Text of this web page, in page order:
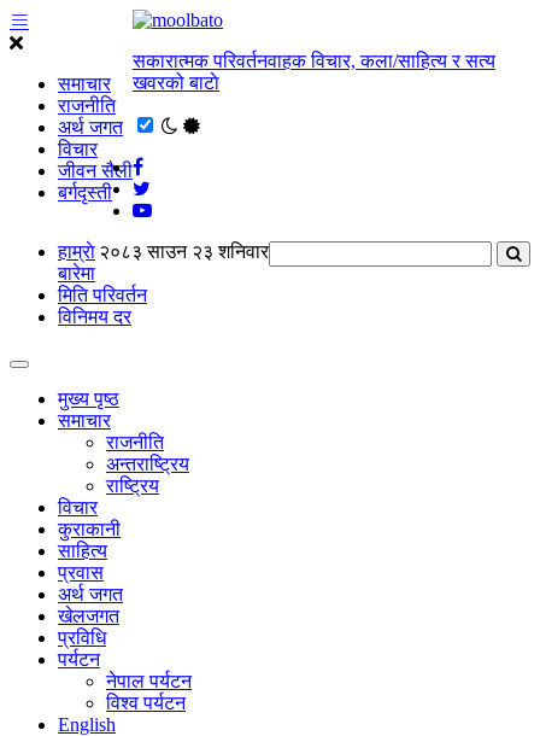
समाचार
राजनीति
अर्थ जगत
विचार
जीवन सैली
बर्गदृस्ती
सकारात्मक परिवर्तनवाहक विचार, कला/साहित्य र सत्य
खवरको बाटाे
२०८३ साउन २३ शनिवार
हाम्राे
बारेमा
मिति परिवर्तन
विनिमय दर
मुख्य पृष्ठ
समाचार
राजनीति
अन्तराष्ट्रिय
राष्ट्रिय
विचार
कुराकानी
साहित्य
प्रवास
अर्थ जगत
खेलजगत
प्रविधि
पर्यटन
नेपाल पर्यटन
विश्व पर्यटन
English